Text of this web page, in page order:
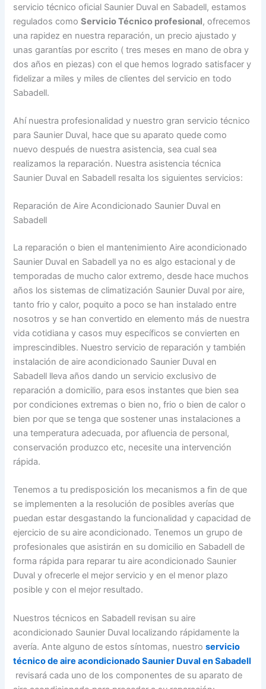
servicio técnico oficial Saunier Duval en Sabadell, estamos
regulados comoServicio Técnico profesional, ofrecemos
una rapidez en nuestra reparación, un precio ajustado y
unas garantías por escrito ( tres meses en mano de obra y
dos años en piezas) con el que hemos logrado satisfacer y
fidelizar a miles y miles de clientes del servicio en todo
Sabadell.
Ahí nuestra profesionalidad y nuestro gran servicio técnico
para Saunier Duval, hace que su aparato quede como
nuevo después de nuestra asistencia, sea cual sea
realizamos la reparación. Nuestra asistencia técnica
Saunier Duval en Sabadell resalta los siguientes servicios:
Reparación de Aire Acondicionado Saunier Duval en
Sabadell
La reparación o bien el mantenimiento Aire acondicionado
Saunier Duval en Sabadell ya no es algo estacional y de
temporadas de mucho calor extremo, desde hace muchos
años los sistemas de climatización Saunier Duval por aire,
tanto frio y calor, poquito a poco se han instalado entre
nosotros y se han convertido en elemento más de nuestra
vida cotidiana y casos muy específicos se convierten en
imprescindibles. Nuestro servicio de reparación y también
instalación de aire acondicionado Saunier Duval en
Sabadell lleva años dando un servicio exclusivo de
reparación a domicilio, para esos instantes que bien sea
por condiciones extremas o bien no, frio o bien de calor o
bien por que se tenga que sostener unas instalaciones a
una temperatura adecuada, por afluencia de personal,
conservación produzco etc, necesite una intervención
rápida.
Tenemos a tu predisposición los mecanismos a fin de que
se implementen a la resolución de posibles averías que
puedan estar desgastando la funcionalidad y capacidad de
ejercicio de su aire acondicionado. Tenemos un grupo de
profesionales que asistirán en su domicilio en Sabadell de
forma rápida para reparar tu aire acondicionado Saunier
Duval y ofrecerle el mejor servicio y en el menor plazo
posible y con el mejor resultado.
Nuestros técnicos en Sabadell revisan su aire
acondicionado Saunier Duval localizando rápidamente la
avería. Ante alguno de estos síntomas, nuestroservicio
técnico de aire acondicionado Saunier Duval en Sabadell
revisará cada uno de los componentes de su aparato de